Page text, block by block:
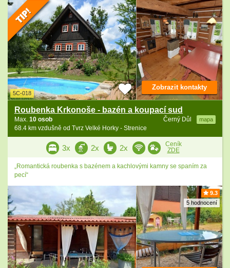
5C-018
Roubenka Krkonoše - bazén a koupací sud
Černý Důl mapa
Max. 10 osob
68.4 km vzdušně od Tvrz Velké Horky - Strenice
Zobrazit kontakty
3x 2x 2x
Ceník
ZDE
„Romantická roubenka s bazénem a kachlovými kamny se spaním za
pecí“
9.3
5 hodnocení